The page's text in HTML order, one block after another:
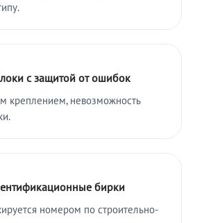
с защитой от ошибок
креплением, невозможность
бирки
номером по строительно-